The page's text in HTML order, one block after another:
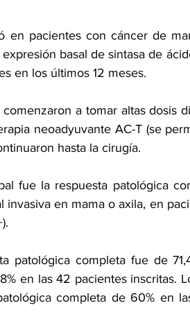
en pacientes con cáncer de
basal de sintasa de
en los últimos 12 meses.
a tomar altas dosis
neoadyuvante AC-T (se
hasta la cirugía.
fue la respuesta patológica
invasiva en mama o axila, en
patológica completa fue de
en las 42 pacientes inscritas.
completa de 60% en